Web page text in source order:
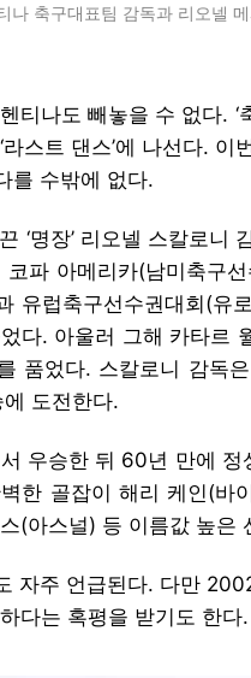
나 축구대표팀 감독과 리오넬
헨티나도 빼놓을 수 없다.
스트 댄스’에 나선다.
를 수밖에 없다.
‘명장’ 리오넬 스칼로니
파 아메리카(남미축구
유럽축구선수권대회(유
다. 아울러 그해 카타르
품었다. 스칼로니 감독
도전한다.
우승한 뒤 60년 만에 정
한 골잡이 해리 케인(바
(아스널) 등 이름값 높은
자주 언급된다. 다만
하다는 혹평을 받기도 한다.